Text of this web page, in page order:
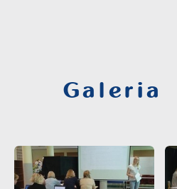
Galeria